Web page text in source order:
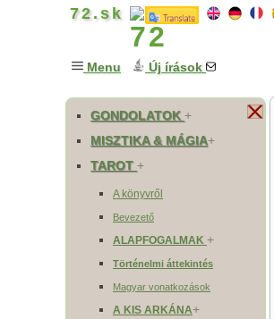
72.sk
Menu Új írások
GONDOLATOK +
MISZTIKA & MÁGIA+
TAROT+
A könyvről
Bevezető
ALAPFOGALMAK +
Történelmi áttekintés
Magyar vonatkozások
A KIS ARKÁNA+